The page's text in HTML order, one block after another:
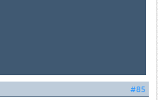
#85